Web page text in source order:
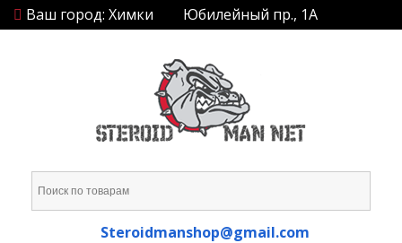
Ваш город: Химки Юбилейный пр., 1А
Steroidmanshop@gmail.com